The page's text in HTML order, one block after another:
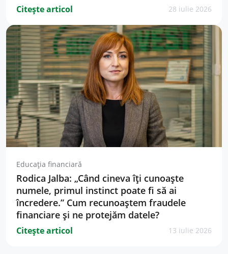
Citește articol 28 iulie 2026
Educația financiară
Rodica Jalba: „Când cineva îți cunoaște
numele, primul instinct poate fi să ai
încredere.” Cum recunoaștem fraudele
financiare și ne protejăm datele?
Citește articol 13 iulie 2026